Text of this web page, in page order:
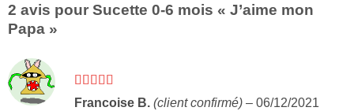
2 avis pour Sucette 0-6 mois « J’aime mon
Papa »
Note5sur 5
Francoise B. (client confirmé) – 06/12/2021